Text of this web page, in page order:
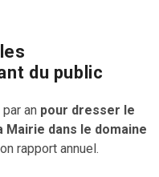
du public
an pour dresser le
Mairie dans le domaine
rapport annuel.